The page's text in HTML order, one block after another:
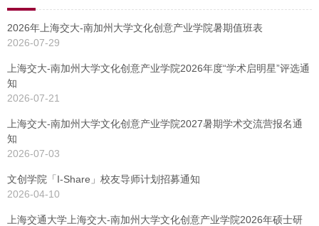
2026年上海交大-南加州大学文化创意产业学院暑期值班表
2026-07-29
上海交大-南加州大学文化创意产业学院2026年度“学术启明星”评选通
知
2026-07-21
上海交大-南加州大学文化创意产业学院2027暑期学术交流营报名通
知
2026-07-03
文创学院「I-Share」校友导师计划招募通知
2026-04-10
上海交通大学上海交大-南加州大学文化创意产业学院2026年硕士研